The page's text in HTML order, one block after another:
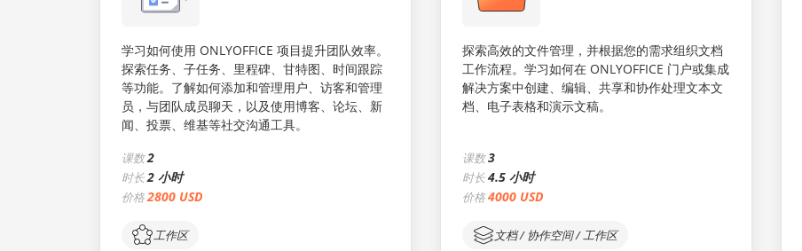
学习如何使用 ONLYOFFICE 项目提升团队效率。
探索任务、子任务、里程碑、甘特图、时间跟踪
等功能。了解如何添加和管理用户、访客和管理
员，与团队成员聊天，以及使用博客、论坛、新
闻、投票、维基等社交沟通工具。
课数2
时长2 小时
价格2800 USD
工作区
探索高效的文件管理，并根据您的需求组织文档
工作流程。学习如何在 ONLYOFFICE 门户或集成
解决方案中创建、编辑、共享和协作处理文本文
档、电子表格和演示文稿。
课数3
时长4.5 小时
价格4000 USD
文档 / 协作空间 / 工作区